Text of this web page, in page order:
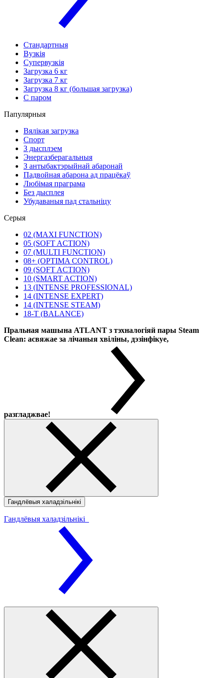
Стандартныя
Вузкія
Супервузкія
Загрузка 6 кг
Загрузка 7 кг
Загрузка 8 кг (большая загрузка)
С паром
Папулярныя
Вялікая загрузка
Спорт
З дысплэем
Энергазберагальныя
З антыбактэрыйнай абаронай
Падвойная абарона ад працёкаў
Любімая праграма
Без дысплея
Убудаваныя пад стальніцу
Серыя
02 (MAXI FUNCTION)
05 (SOFT ACTION)
07 (MULTI FUNCTION)
08+ (OPTIMA CONTROL)
09 (SOFT ACTION)
10 (SMART ACTION)
13 (INTENSE PROFESSIONAL)
14 (INTENSE EXPERT)
14 (INTENSE STEAM)
18-T (BALANCE)
Пральная машына ATLANT з тэхналогіяй пары Steam
Clean: асвяжае за лічаныя хвіліны, дэзінфікуе,
разгладжвае!
Гандлёвыя халадзільнікі
Гандлёвыя халадзільнікі